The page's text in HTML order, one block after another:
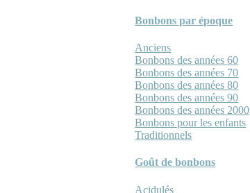
Bonbons par époque
Anciens
Bonbons des années 60
Bonbons des années 70
Bonbons des années 80
Bonbons des années 90
Bonbons des années 2000
Bonbons pour les enfants
Traditionnels
Goût de bonbons
Acidulés